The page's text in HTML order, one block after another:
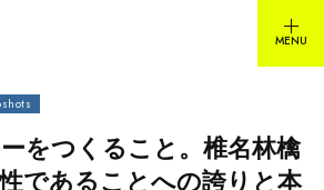
をつくること。椎名林檎
であることへの誇りと本